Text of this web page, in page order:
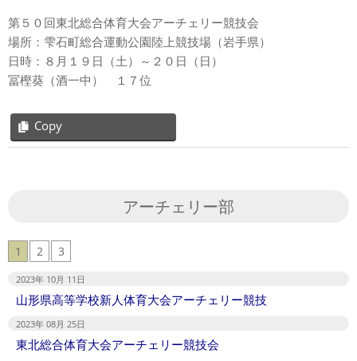
第５０回東北総合体育大会アーチェリー競技会
場所：雫石町総合運動公園陸上競技場（岩手県）
日時：８月１９日（土）～２０日（日）
冨樫葵（酒一中） １７位
Copy
アーチェリー部
1 2 3
2023年 10月 11日
山形県高等学校新人体育大会アーチェリー競技
2023年 08月 25日
東北総合体育大会アーチェリー競技会